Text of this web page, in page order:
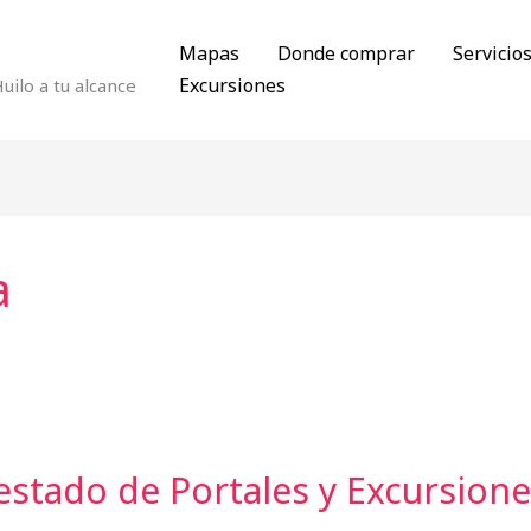
a tu alcance
Mapas Donde comprar
Servicios
Excursiones
de Portales y